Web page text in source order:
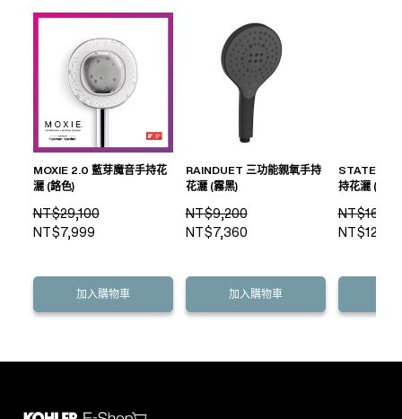
MOXIE 2.0 藍芽魔音手持花
灑 (鉻色)
NT$29,100
NT$7,999
加入購物車
RAINDUET 三功能親氧手持
花灑 (霧黑)
NT$9,200
NT$7,360
加入購物車
持花灑 (霧黑)